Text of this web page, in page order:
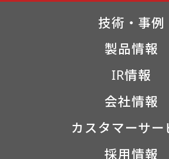
技術・事例
製品情報
IR情報
会社情報
カスタマーサー
採用情報